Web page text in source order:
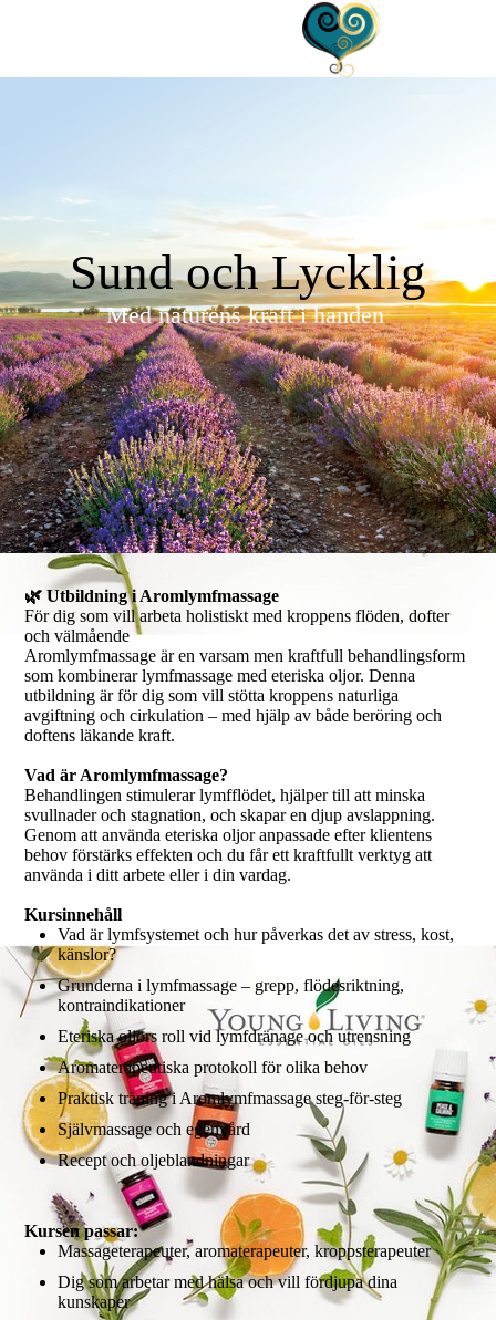
Sund och Lycklig
Med naturens kraft i handen
🌿 Utbildning i Aromlymfmassage
För dig som vill arbeta holistiskt med kroppens flöden, dofter
och välmående
Aromlymfmassage är en varsam men kraftfull behandlingsform
som kombinerar lymfmassage med eteriska oljor. Denna
utbildning är för dig som vill stötta kroppens naturliga
avgiftning och cirkulation – med hjälp av både beröring och
doftens läkande kraft.
Vad är Aromlymfmassage?
Behandlingen stimulerar lymfflödet, hjälper till att minska
svullnader och stagnation, och skapar en djup avslappning.
Genom att använda eteriska oljor anpassade efter klientens
behov förstärks effekten och du får ett kraftfullt verktyg att
använda i ditt arbete eller i din vardag.
Kursinnehåll
Vad är lymfsystemet och hur påverkas det av stress, kost,
känslor?
Grunderna i lymfmassage – grepp, flödesriktning,
kontraindikationer
Eteriska oljors roll vid lymfdränage och utrensning
Aromaterapeutiska protokoll för olika behov
Praktisk träning i Aromlymfmassage steg-för-steg
Självmassage och egenvård
Recept och oljeblandningar
Kursen passar:
Massageterapeuter, aromaterapeuter, kroppsterapeuter
Dig som arbetar med hälsa och vill fördjupa dina
kunskaper